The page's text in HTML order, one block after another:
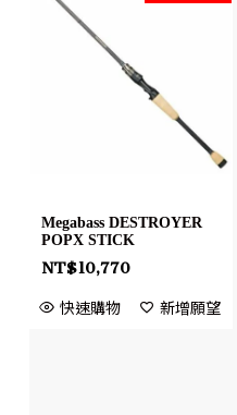
Megabass DESTROYER
POPX STICK
NT$10,770
快速購物 新增願望